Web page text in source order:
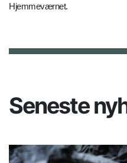
Hjemmeværnet.
Seneste